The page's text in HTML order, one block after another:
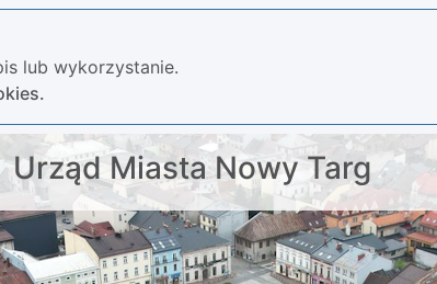
lub wykorzystanie.
Urząd Miasta Nowy Targ